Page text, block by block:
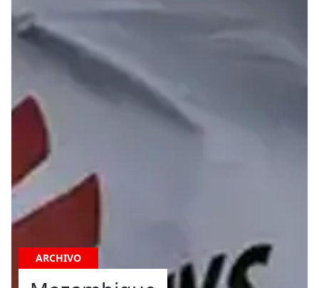
ARCHIVO